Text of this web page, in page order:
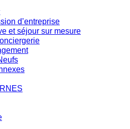
d’entreprise
et séjour sur mesure